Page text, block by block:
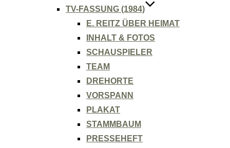
TV-FASSUNG (1984)
E. REITZ ÜBER HEIMAT
INHALT & FOTOS
SCHAUSPIELER
TEAM
DREHORTE
VORSPANN
PLAKAT
STAMMBAUM
PRESSEHEFT